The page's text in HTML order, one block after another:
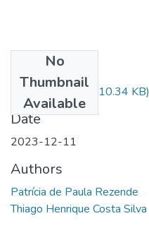
No
Thumbnail
Available
18122023.pdf(310.34 KB)
Date
2023-12-11
Authors
Patrícia de Paula Rezende
Thiago Henrique Costa Silva